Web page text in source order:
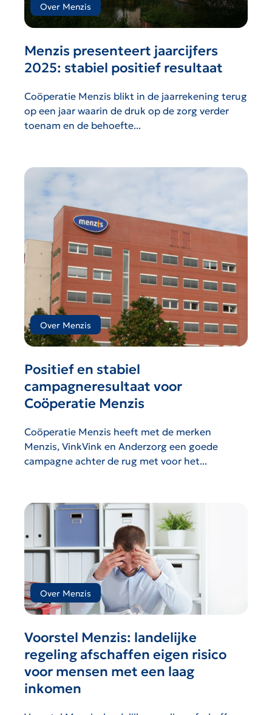
Over Menzis
Menzis presenteert jaarcijfers
2025: stabiel positief resultaat
Coöperatie Menzis blikt in de jaarrekening terug
op een jaar waarin de druk op de zorg verder
toenam en de behoefte...
Over Menzis
Positief en stabiel
campagneresultaat voor
Coöperatie Menzis
Coöperatie Menzis heeft met de merken
Menzis, VinkVink en Anderzorg een goede
campagne achter de rug met voor het...
Over Menzis
Voorstel Menzis: landelijke
regeling afschaffen eigen risico
voor mensen met een laag
inkomen